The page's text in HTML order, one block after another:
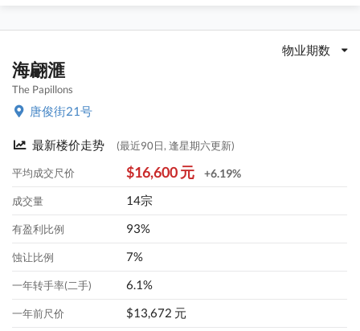
物业期数
海翩滙
The Papillons
唐俊街21号
最新楼价走势 (最近90日, 逢星期六更新)
平均成交尺价 $16,600 元 +6.19%
成交量 14宗
有盈利比例 93%
蚀让比例 7%
一年转手率(二手) 6.1%
一年前尺价 $13,672 元